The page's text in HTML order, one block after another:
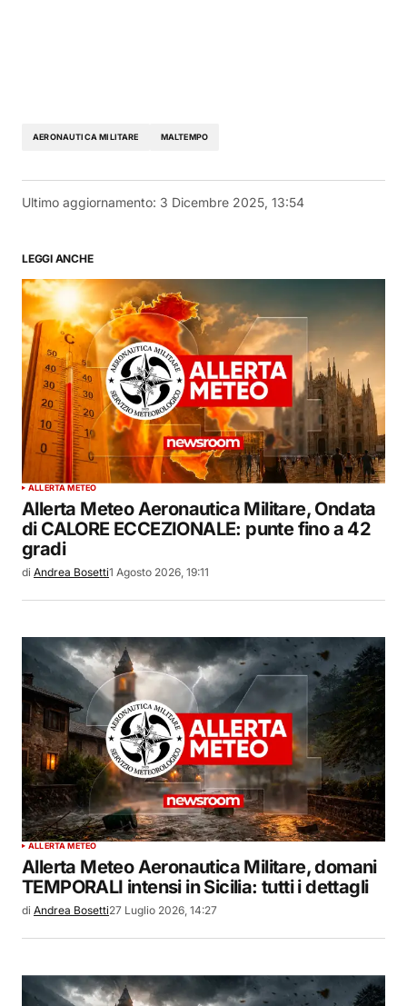
AERONAUTICA MILITARE MALTEMPO
Ultimo aggiornamento: 3 Dicembre 2025, 13:54
LEGGI ANCHE
ALLERTA METEO
Allerta Meteo Aeronautica Militare, Ondata
di CALORE ECCEZIONALE: punte fino a 42
gradi
di Andrea Bosetti1 Agosto 2026, 19:11
ALLERTA METEO
Allerta Meteo Aeronautica Militare, domani
TEMPORALI intensi in Sicilia: tutti i dettagli
di Andrea Bosetti27 Luglio 2026, 14:27